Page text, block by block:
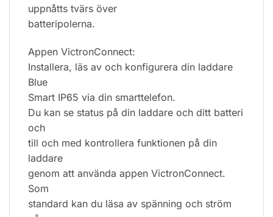
uppnåtts tvärs över
batteripolerna.
Appen VictronConnect:
Installera, läs av och konfigurera din laddare
Blue
Smart IP65 via din smarttelefon.
Du kan se status på din laddare och ditt batteri
och
till och med kontrollera funktionen på din
laddare
genom att använda appen VictronConnect.
Som
standard kan du läsa av spänning och ström